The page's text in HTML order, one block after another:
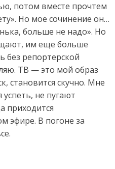
потом вместе прочтем
Но мое сочинение он…
больше не надо». Но
им еще больше
без репортерской
ТВ — это мой образ
становится скучно. Мне
успеть, не пугают
приходится
эфире. В погоне за